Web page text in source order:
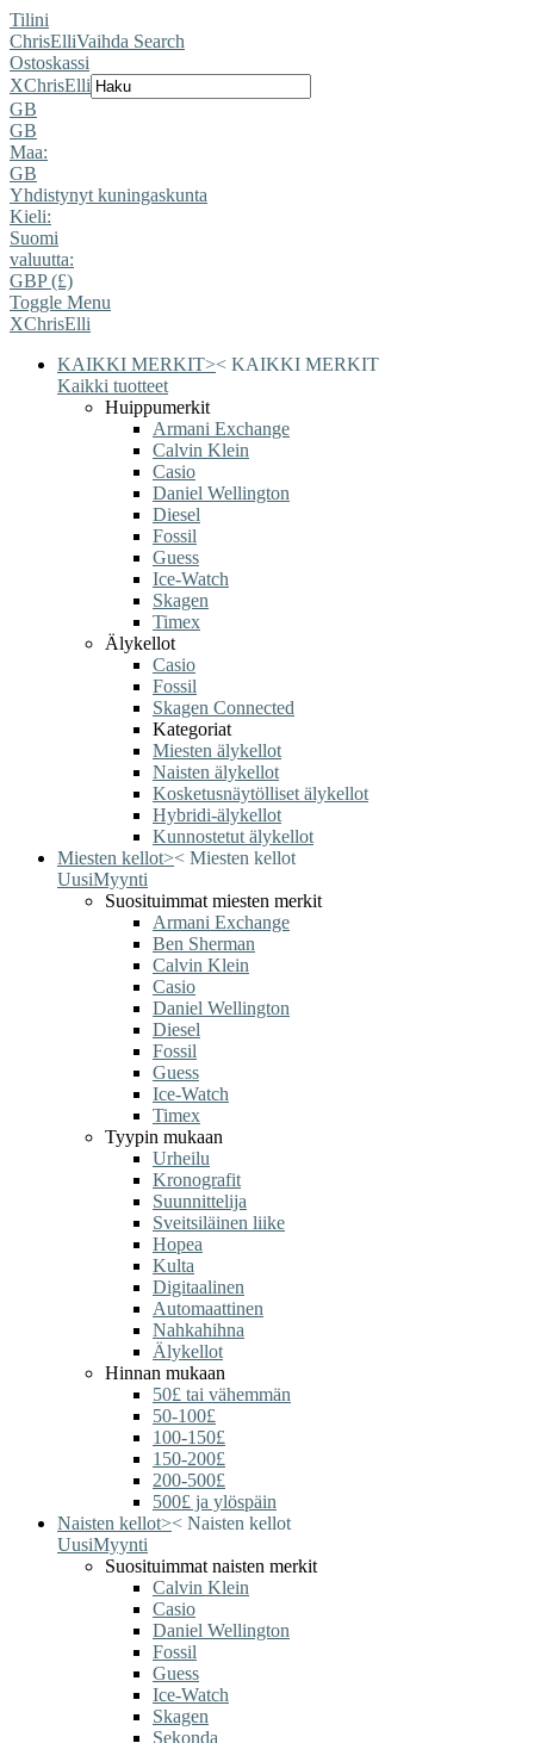
Tilini
ChrisElliVaihda Search
Ostoskassi
XChrisElli
GB
GB
Maa:
GB
Yhdistynyt kuningaskunta
Kieli:
Suomi
valuutta:
GBP (£)
Toggle Menu
XChrisElli
KAIKKI MERKIT>< KAIKKI MERKIT
Kaikki tuotteet
Huippumerkit
Armani Exchange
Calvin Klein
Casio
Daniel Wellington
Diesel
Fossil
Guess
Ice-Watch
Skagen
Timex
Älykellot
Casio
Fossil
Skagen Connected
Kategoriat
Miesten älykellot
Naisten älykellot
Kosketusnäytölliset älykellot
Hybridi-älykellot
Kunnostetut älykellot
Miesten kellot>< Miesten kellot
UusiMyynti
Suosituimmat miesten merkit
Armani Exchange
Ben Sherman
Calvin Klein
Casio
Daniel Wellington
Diesel
Fossil
Guess
Ice-Watch
Timex
Tyypin mukaan
Urheilu
Kronografit
Suunnittelija
Sveitsiläinen liike
Hopea
Kulta
Digitaalinen
Automaattinen
Nahkahihna
Älykellot
Hinnan mukaan
50£ tai vähemmän
50-100£
100-150£
150-200£
200-500£
500£ ja ylöspäin
Naisten kellot>< Naisten kellot
UusiMyynti
Suosituimmat naisten merkit
Calvin Klein
Casio
Daniel Wellington
Fossil
Guess
Ice-Watch
Skagen
Sekonda